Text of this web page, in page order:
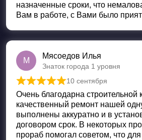
назначенные сроки, что
Вам в работе, с Вами было
М
Мясоедов Илья
Знаток города 1 уровня
Оценка
10 сентября
Очень благодарна строительной
качественный ремонт нашей
выполнены аккуратно и в
договором срок. В некоторых
прораб помогал советом, что